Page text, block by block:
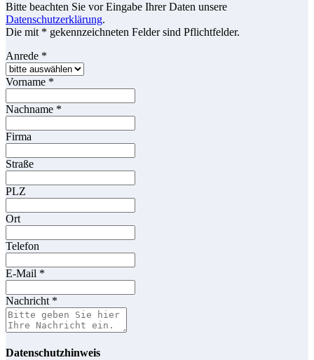
Bitte beachten Sie vor Eingabe Ihrer Daten unsere
Datenschutzerklärung.
Die mit * gekennzeichneten Felder sind Pflichtfelder.
Anrede *
Vorname *
Nachname *
Firma
Straße
PLZ
Ort
Telefon
E-Mail *
Nachricht *
Datenschutzhinweis